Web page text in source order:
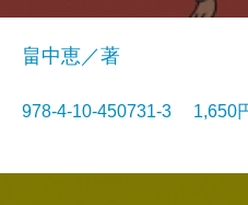
畠中恵／著
978-4-10-450731-3 1,650